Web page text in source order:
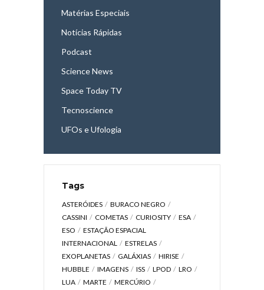
Matérias Especiais
Notícias Rápidas
Podcast
Science News
Space Today TV
Tecnoscience
UFOs e Ufologia
Tags
ASTERÓIDES
BURACO NEGRO
CASSINI
COMETAS CURIOSITY
ESA
ESO
ESTAÇÃO ESPACIAL
INTERNACIONAL
ESTRELAS
EXOPLANETAS
GALÁXIAS
HIRISE
HUBBLE
IMAGENS ISS LPOD
LRO
LUA
MARTE
MERCÚRIO